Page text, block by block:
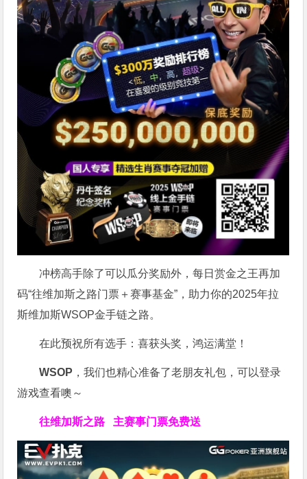
冲榜高手除了可以瓜分奖励外，每日赏金之王再加
码“往维加斯之路门票＋赛事基金”，助力你的2025年拉
斯维加斯WSOP金手链之路。
在此预祝所有选手：喜获头奖，鸿运满堂！
WSOP ，我们也精心准备了老朋友礼包，可以登录
游戏查看噢～
往维加斯之路 主赛事门票免费送